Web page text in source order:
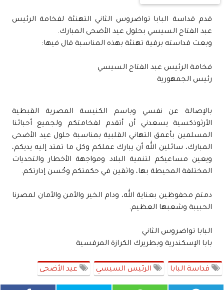
قدم قداسة البابا تواضروس الثاني التهنئة لفخامة الرئيس
عبد الفتاح السيسي بحلول عيد الأضحى المبارك.
وبعث قداسته برقية تهنئة بهذه المناسبة قال فيها:
فخامة الرئيس عبد الفتاح السيسي
رئيس الجمهورية
بالإصالة عن نفسي وباسم الكنيسة المصرية القبطية
الأرثوذكسية يسعدني أن أتقدم لفخامتكم ولجميع أحبائنا
المسلمين بأعمق التهاني القلبية بمناسبة حلول عيد الأضحى
المبارك، سائلين الله أن يبارك عملكم وكل ما تمتد إليه يديكم،
ويعين مساعيكم لتنمية البلاد ومواجهة الأخطار والتحديات
المختلفة المحيطة بها، واثقين في حكمتكم وحُسن إدارتكم.
دمتم محفوظين بعناية الله، ودام الخير والأمن والأمان لمصرنا
الحبيبة وشعبها العظيم.
البابا تواضروس الثاني
بابا الإسكندرية وبطريرك الكرازة المرقسية
قداسة البابا الرئيس السيسي عيد الأضحى